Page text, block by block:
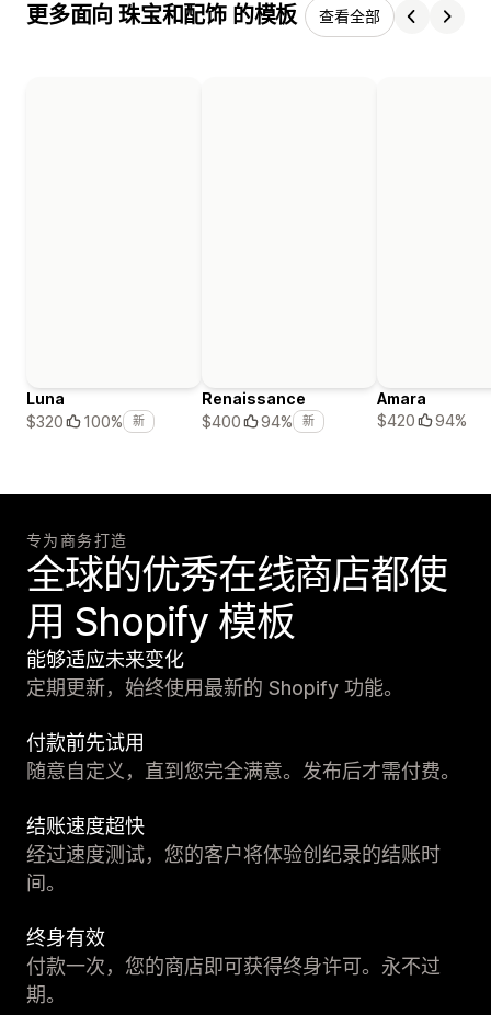
更多面向 珠宝和配饰 的模板 查看全部
Luna
$320
100% 新
Renaissance
$400
94% 新
Amara
$420
94%
专为商务打造
全球的优秀在线商店都使
用 Shopify 模板
能够适应未来变化
定期更新，始终使用最新的 Shopify 功能。
付款前先试用
随意自定义，直到您完全满意。发布后才需付费。
结账速度超快
经过速度测试，您的客户将体验创纪录的结账时
间。
终身有效
付款一次，您的商店即可获得终身许可。永不过
期。